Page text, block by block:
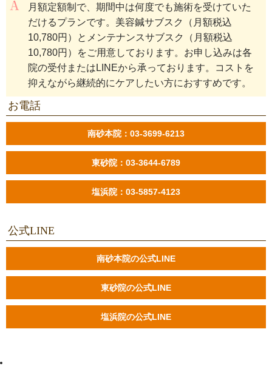
月額定額制で、期間中は何度でも施術を受けていた
だけるプランです。美容鍼サブスク（月額税込
10,780円）とメンテナンスサブスク（月額税込
10,780円）をご用意しております。お申し込みは各
院の受付またはLINEから承っております。コストを
抑えながら継続的にケアしたい方におすすめです。
お電話
南砂本院：03-3699-6213
東砂院：03-3644-6789
塩浜院：03-5857-4123
公式LINE
南砂本院の公式LINE
東砂院の公式LINE
塩浜院の公式LINE